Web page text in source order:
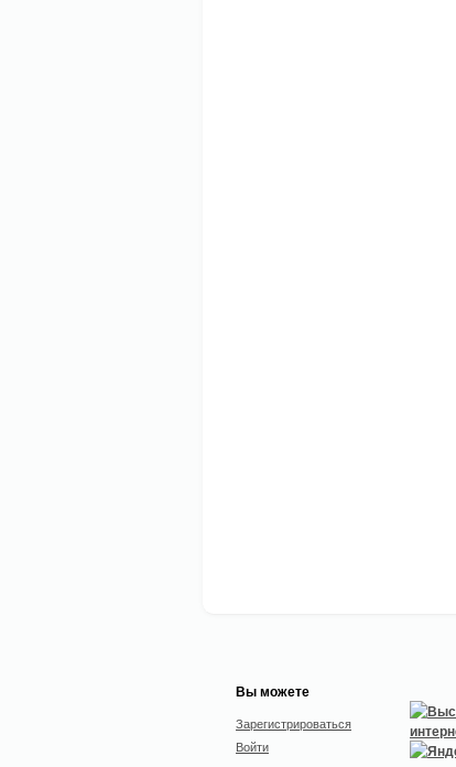
Вы можете
Зарегистрироваться
Войти